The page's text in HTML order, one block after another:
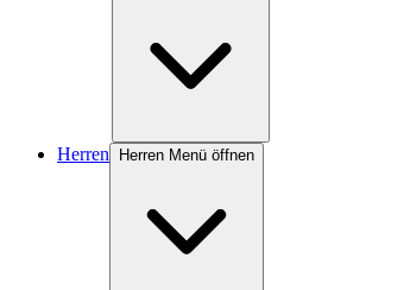
Herren Herren Menü öffnen